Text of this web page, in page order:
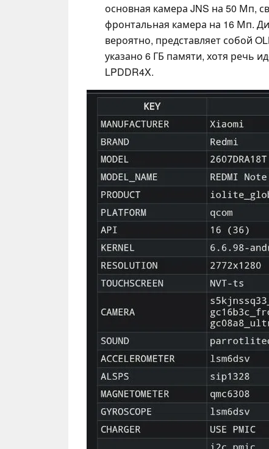
основная камера JNS на 50 Мп,
фронтальная камера на 16 Мп.
вероятно, представляет собой
указано 6 ГБ памяти, хотя речь
LPDDR4X.